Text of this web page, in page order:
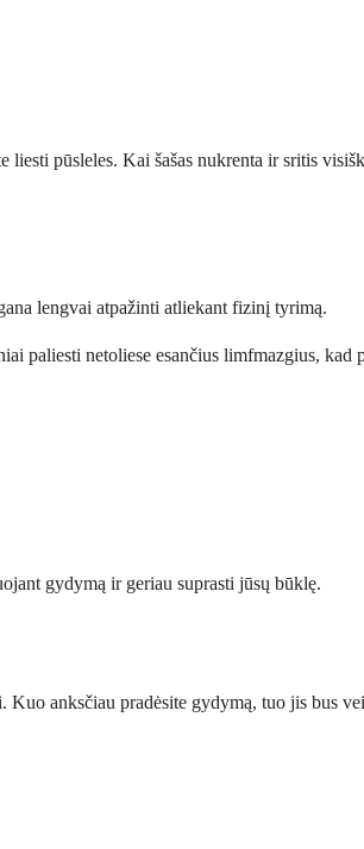
pūsleles. Kai šašas nukrenta ir sritis
lengvai atpažinti atliekant fizinį tyrimą.
paliesti netoliese esančius limfmazgius, kad
gydymą ir geriau suprasti jūsų būklę.
anksčiau pradėsite gydymą, tuo jis bus